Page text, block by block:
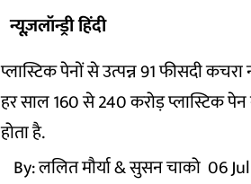
न्यूज़लॉन्ड्री हिंदी
प्लास्टिक पेनों से उत्पन्न 91 फीसदी
हर साल 160 से 240 करोड़ प्लास्टिक
होता है.
By:ललित मौर्या& सुसन चाको 06